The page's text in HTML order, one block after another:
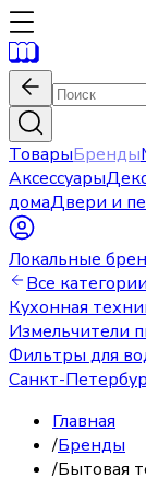
ТоварыБренды
Аксессуары
домаДвери и
Локальные
Все категории
Кухонная
Измельчители
Фильтры для
Санкт-
Главная
/Бренды
/Бытовая